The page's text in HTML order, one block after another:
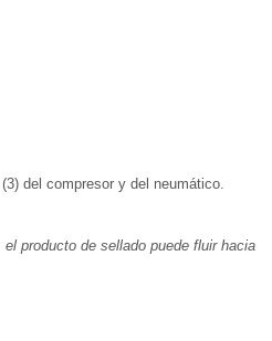
del compresor y del neumático.
producto de sellado puede fluir hacia